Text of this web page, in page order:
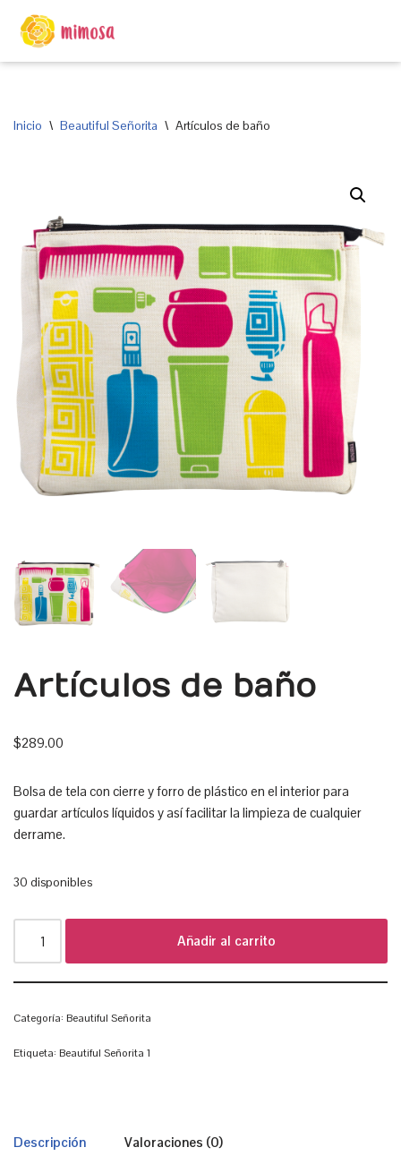
Saltar
al
Inicio \ Beautiful Señorita \ Artículos de baño
Artículos de baño
$289.00
Bolsa de tela con cierre y forro de plástico en el interior para
guardar artículos líquidos y así facilitar la limpieza de cualquier
derrame.
30 disponibles
Añadir al carrito
Categoría: Beautiful Señorita
Etiqueta: Beautiful Señorita 1
Descripción Valoraciones (0)